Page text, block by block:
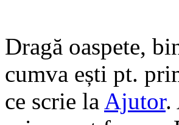
Dragă oaspete,
cumva ești pt.
ce scrie la Ajutor.